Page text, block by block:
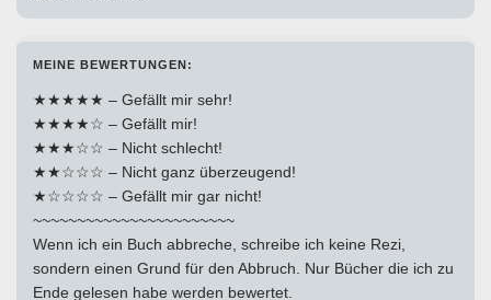
MEINE BEWERTUNGEN:
★★★★★ – Gefällt mir sehr!
★★★★☆ – Gefällt mir!
★★★☆☆ – Nicht schlecht!
★★☆☆☆ – Nicht ganz überzeugend!
★☆☆☆☆ – Gefällt mir gar nicht!
~~~~~~~~~~~~~~~~~~~~~~~
Wenn ich ein Buch abbreche, schreibe ich keine Rezi,
sondern einen Grund für den Abbruch. Nur Bücher die ich zu
Ende gelesen habe werden bewertet.